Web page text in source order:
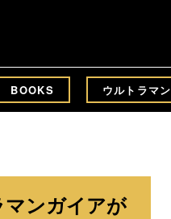
BOOKS ウルトラマン
ンガイアが